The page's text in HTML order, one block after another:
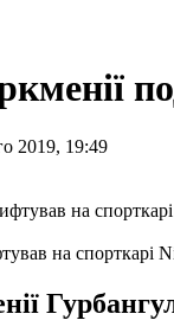
2019, 19:49
на спорткарі